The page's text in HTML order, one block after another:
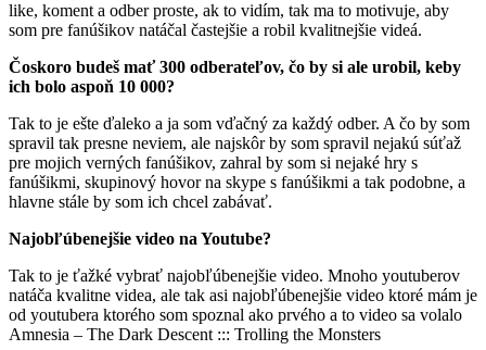
like, koment a odber proste, ak to vidím, tak ma to motivuje, aby
som pre fanúšikov natáčal častejšie a robil kvalitnejšie videá.
Čoskoro budeš mať 300 odberateľov, čo by si ale urobil, keby
ich bolo aspoň 10 000?
Tak to je ešte ďaleko a ja som vďačný za každý odber. A čo by som
spravil tak presne neviem, ale najskôr by som spravil nejakú súťaž
pre mojich verných fanúšikov, zahral by som si nejaké hry s
fanúšikmi, skupinový hovor na skype s fanúšikmi a tak podobne, a
hlavne stále by som ich chcel zabávať.
Najobľúbenejšie video na Youtube?
Tak to je ťažké vybrať najobľúbenejšie video. Mnoho youtuberov
natáča kvalitne videa, ale tak asi najobľúbenejšie video ktoré mám je
od youtubera ktorého som spoznal ako prvého a to video sa volalo
Amnesia – The Dark Descent ::: Trolling the Monsters